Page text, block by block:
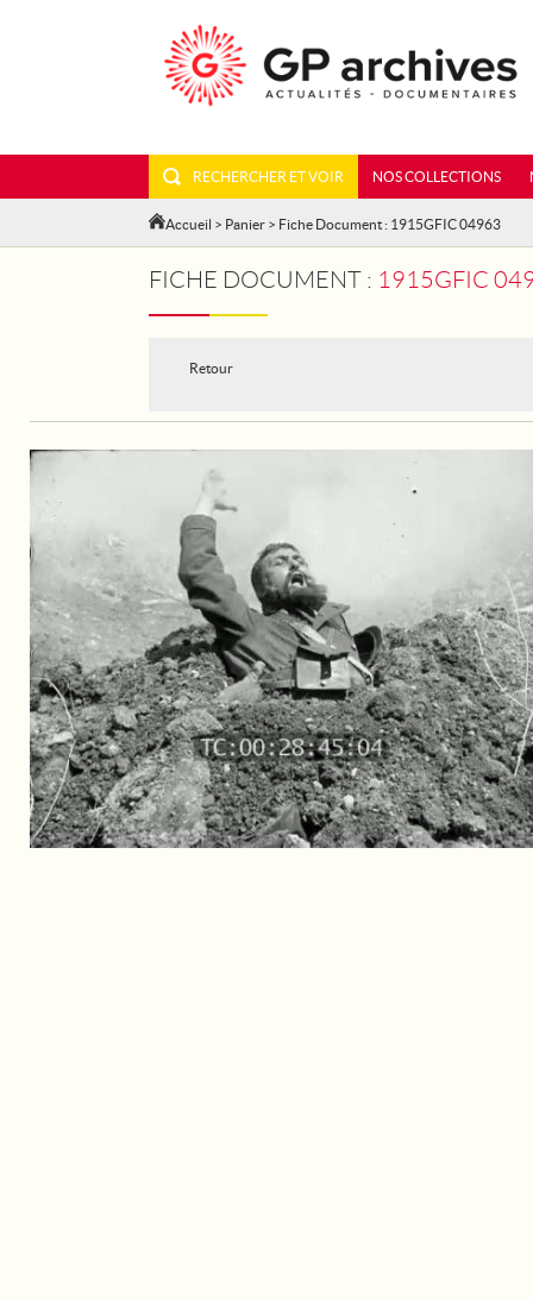
RECHERCHER ET VOIR NOS COLLECTIONS
Accueil > Panier > Fiche Document : 1915GFIC 04963
FICHE DOCUMENT : 1915GFIC
Retour